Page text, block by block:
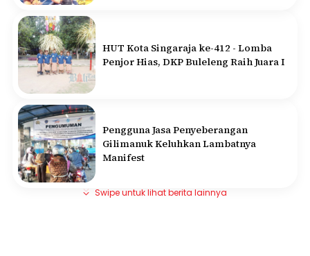
HUT Kota Singaraja ke-412 - Lomba
Penjor Hias, DKP Buleleng Raih Juara I
Pengguna Jasa Penyeberangan
Gilimanuk Keluhkan Lambatnya
Manifest
Swipe untuk lihat berita lainnya